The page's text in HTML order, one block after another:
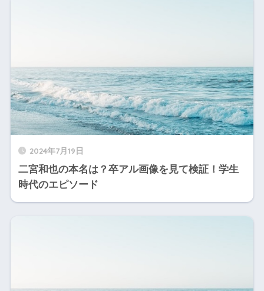
2024年7月19日
二宮和也の本名は？卒アル画像を見て検証！学生
時代のエピソード